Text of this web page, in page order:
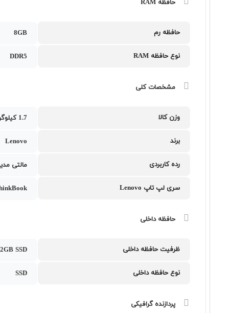
حافظه RAM
حافظه رم 8GB
نوع حافظه RAM DDR5
مشخصات کلی
وزن کالا 1.7 کیلوگرم
برند Lenovo
رده کاربردی مالتی
سری لپ تاپ Lenovo
حافظه داخلی
ظرفیت حافظه داخلی SSD
نوع حافظه داخلی SSD
پردازنده گرافیکی